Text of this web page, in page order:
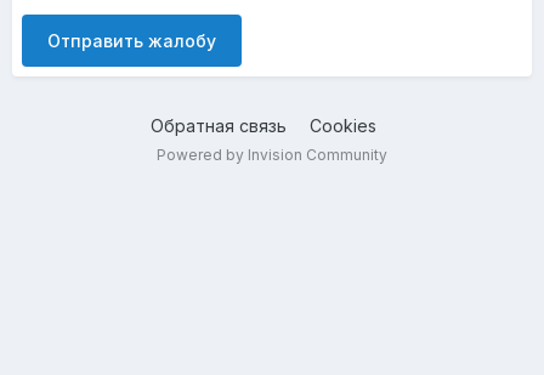
Отправить жалобу
Обратная связь Cookies
Powered by Invision Community